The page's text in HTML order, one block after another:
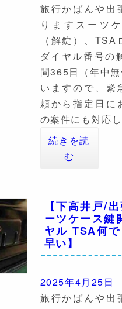
旅行かばんや出
りますスーツ
（解錠）、TSA
ダイヤル番号の
間365日（年中
いますので、緊
頼から指定日に
の案件にも対応
続きを読
む
【下高井戸/
ーツケース鍵
ヤル TSA何
早い】
2025年4月25日
旅行かばんや出